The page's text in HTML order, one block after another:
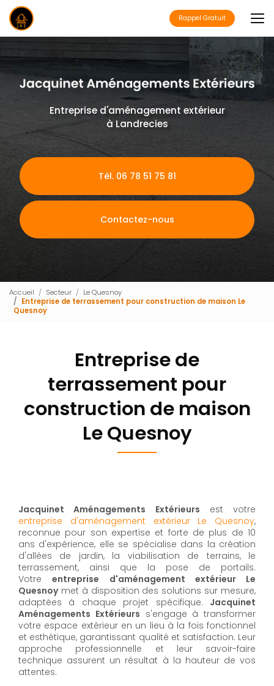
Aller
au
contenu
principal
Rappel Gratuit
Entreprise d'aménagement extérieur
à Landrecies
Tél. 06 78 51 75 81
Contactez-nous
Accueil Secteur
Le Quesnoy
Entreprise de terrassement pour construction de maison Le
Quesnoy
Entreprise de
terrassement pour
construction de maison
Le Quesnoy
Jacquinet Aménagements Extérieurs est votre
entreprise d'aménagement extérieur Le Quesnoy,
reconnue pour son expertise et forte de plus de 10
ans d'expérience, elle se spécialise dans la création
d'allées de jardin, la viabilisation de terrains, le
terrassement, ainsi que la pose de portails.
Votreentreprise d'aménagement extérieur Le
Quesnoymet à disposition des solutions sur mesure,
adaptées à chaque projet spécifique. Jacquinet
Aménagements Extérieurs s'engage à transformer
votre espace extérieur en un lieu à la fois fonctionnel
et esthétique, garantissant qualité et satisfaction. Leur
approche professionnelle et leur savoir-faire
technique assurent un résultat à la hauteur de vos
attentes.